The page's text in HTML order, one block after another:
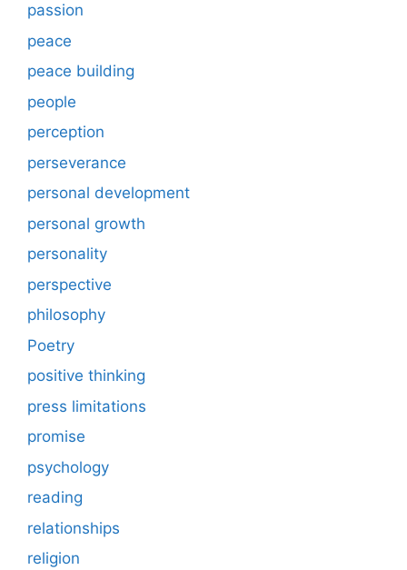
passion
peace
peace building
people
perception
perseverance
personal development
personal growth
personality
perspective
philosophy
Poetry
positive thinking
press limitations
promise
psychology
reading
relationships
religion